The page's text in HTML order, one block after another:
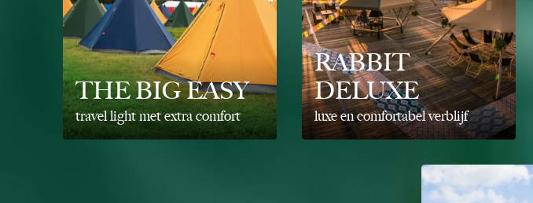
THE BIG EASY
travel light met extra comfort
RABBIT
DELUXE
luxe en comfortabel verblijf